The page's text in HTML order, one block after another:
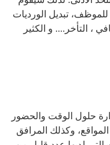
تبديل الورديات
، التأخر.... و الكثير
حلول الوقت والحضور
وكذلك المرافق